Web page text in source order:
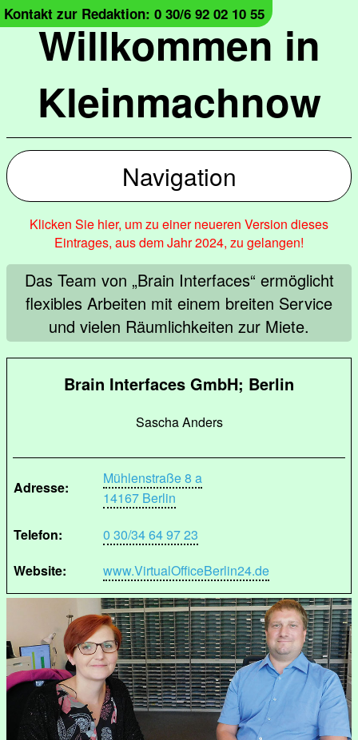
Willkommen in
Kleinmachnow
Kontakt zur Redaktion: 0 30/6 92 02 10 55
Navigation
Klicken Sie hier, um zu einer neueren Version dieses
Eintrages, aus dem Jahr 2024, zu gelangen!
Das Team von „Brain Interfaces“ ermöglicht
flexibles Arbeiten mit einem breiten Service
und vielen Räumlichkeiten zur Miete.
Brain Interfaces GmbH; Berlin
Sascha Anders
Adresse:
Mühlenstraße 8 a
14167 Berlin
Telefon:
0 30/34 64 97 23
Website:
www.VirtualOfficeBerlin24.de